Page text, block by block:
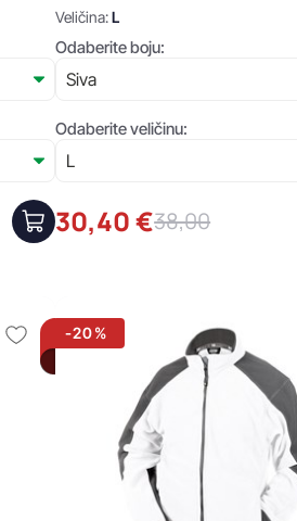
Veličina:L
Odaberite boju:
Odaberite veličinu:
30,40 €38,00
-20%